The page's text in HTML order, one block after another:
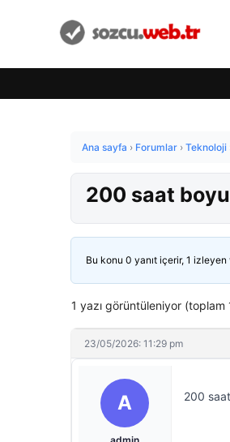
Ana sayfa › Forumlar › Teknoloji
200 saat
Bu konu 0 yanıt içerir, 1 izleyen
1 yazı görüntüleniyor (toplam
23/05/2026: 11:29 pm
A 200